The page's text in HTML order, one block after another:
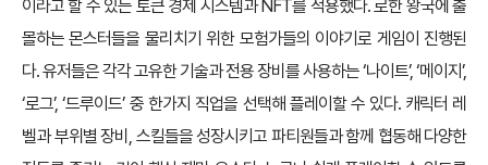
이라고 할 수 있는 토큰 경제 시스템과 NFT를 적용했다. 로한 왕국에 출
몰하는 몬스터들을 물리치기 위한 모험가들의 이야기로 게임이 진행된
다. 유저들은 각각 고유한 기술과 전용 장비를 사용하는 ‘나이트’, ‘메이지’,
‘로그’, ‘드루이드’ 중 한가지 직업을 선택해 플레이할 수 있다. 캐릭터 레
벨과 부위별 장비, 스킬들을 성장시키고 파티원들과 함께 협동해 다양한